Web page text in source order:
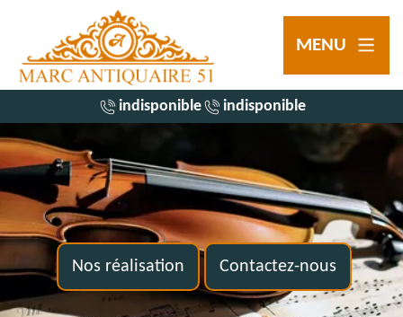
MENU
indisponible indisponible
Nos réalisation Contactez-nous